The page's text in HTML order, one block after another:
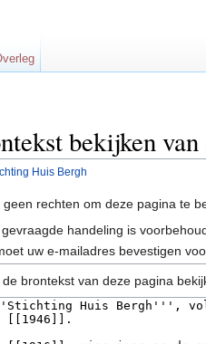
bekijken
Huis Bergh
geen rechten om deze pagina te
gevraagde handeling is
uw e-mailadres bevestigen
de brontekst van deze pagina